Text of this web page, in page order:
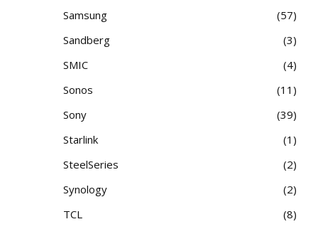
Samsung
57
Sandberg
3
SMIC
4
Sonos
11
Sony
39
Starlink
1
SteelSeries
2
Synology
2
TCL
8